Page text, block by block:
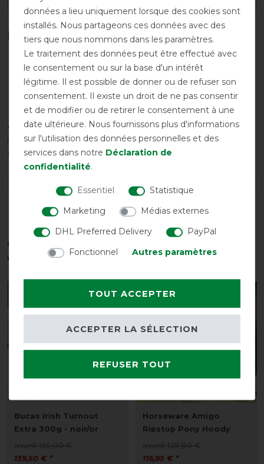
Plage de température en °C*
Zone de confort
*La plage de température réelle dépend de nombreux facteurs,
notamment : - tondu/non tondu - ensoleillement - humidité - vent -
activité du cheval
Ces produits pourraient également
vous intéresser
Bucas Irish Turnout
Extra 300g - noir/or
avant 155,00 €
139,50 € *
-10%
Horseware Amigo
Ripstop Pony Hoody
avant 129,90 €
116,95 € *
données a lieu uniquement lorsque des cookies sont
installés. Nous partageons ces données avec des
tiers que nous nommons dans les paramètres.
Le traitement des données peut être effectué avec
le consentement ou sur la base d'un intérêt
légitime. Il est possible de donner ou de refuser son
consentement. Il existe un droit de ne pas consentir
et de modifier ou de retirer le consentement à une
date ultérieure. Nous fournissons plus d'informations
sur l'utilisation des données personnelles et des
services dans notre Déclaration de
confidentialité.
Essentiel
Statistique
Marketing
Médias externes
DHL Preferred Delivery
PayPal
Fonctionnel
Autres paramètres
TOUT ACCEPTER
REFUSER TOUT
ACCEPTER LA SÉLECTION